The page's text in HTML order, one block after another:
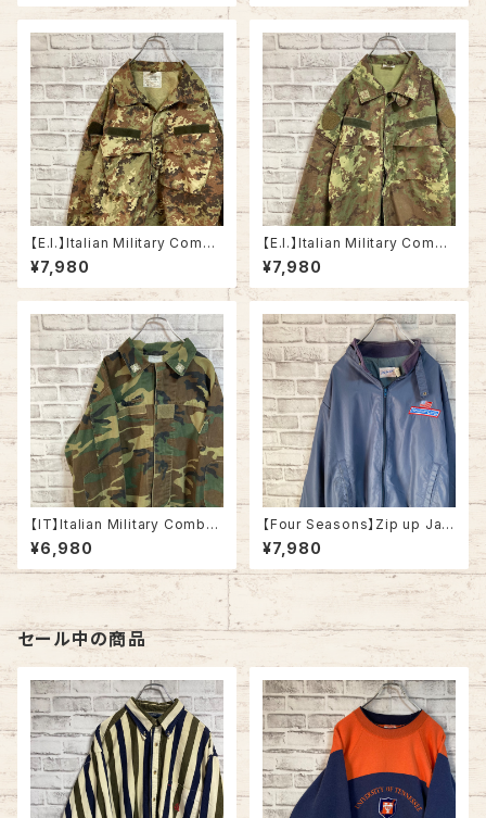
ト フレクターカモ フレックカモ
国旗 ドイツ ユーロミリタリー
ユーロ 古着
レクターカモ フレックカモ フレ
旗 ドイツ ユーロミリタリー ユ
ーロ 古着
【E.I.】Italian Military Comba
t Jacket L/S XL相当 VEGET
ATO CAMO イタリア軍 コンバ
ットジャケット ベジタートカモ カ
タリア ユーロミリタリー ユーロ
古着
¥7,980
【E.I.】Italian Military Comba
t Jacket L/S L相当 VEGETA
TO CAMO イタリア軍 コンバッ
トジャケット ベジタートカモ カ
タリア ユーロミリタリー ユーロ
古着
¥7,980
【IT】Italian Military Combat
Jacket L/S L相当 WOODLA
ND CAMO イタリア軍 コンバッ
トジャケット ウッドランドカモ カ
モ柄 迷彩 ツイル生地 イタリア
ユーロミリタリー ユーロ 古着
¥6,980
【Four Seasons】Zip up Jac
ket L Made in USA 80s-90
s アメリカ製 ジップアップジャケ
ット スウィングトップ ドリズラー
トロゴ 企業ロゴ 星条旗 アウタ
ー アメリカ USA 古着
¥7,980
セール中の商品